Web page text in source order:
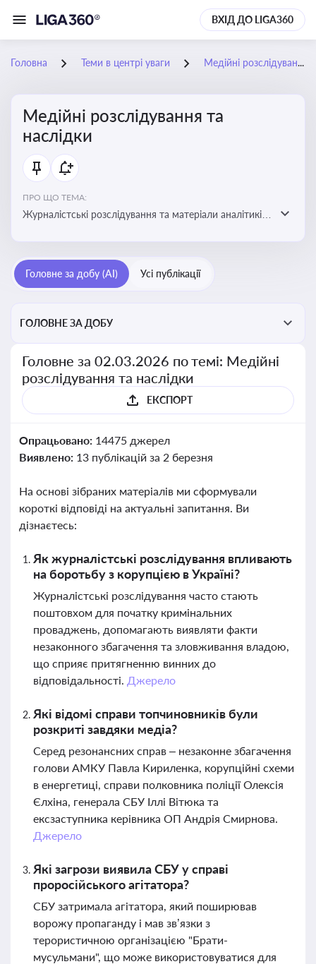
ВХІД ДО LIGA360
Головна Теми в центрі уваги Медійні розслідування та наслідки
Медійні розслідування та
наслідки
ПРО ЩО ТЕМА:
Журналістські розслідування та матеріали аналітиків
компаній, посадових осіб і пов’язаних осіб
Головне за добу (AI) Усі публікації
ГОЛОВНЕ ЗА ДОБУ
Головне за 02.03.2026 по темі: Медійні
розслідування та наслідки
ЕКСПОРТ
Опрацьовано: 14475 джерел
Виявлено: 13 публікацій за 2 березня
На основі зібраних матеріалів ми сформували
короткі відповіді на актуальні запитання. Ви
дізнаєтесь:
Як журналістські розслідування впливають
на боротьбу з корупцією в Україні?
Журналістські розслідування часто стають
поштовхом для початку кримінальних
проваджень, допомагають виявляти факти
незаконного збагачення та зловживання владою,
що сприяє притягненню винних до
відповідальності. Джерело
Які відомі справи топчиновників були
розкриті завдяки медіа?
Серед резонансних справ – незаконне збагачення
голови АМКУ Павла Кириленка, корупційні схеми
в енергетиці, справи полковника поліції Олексія
Єлхіна, генерала СБУ Іллі Вітюка та
ексзаступника керівника ОП Андрія Смирнова.
Джерело
Які загрози виявила СБУ у справі
проросійського агітатора?
СБУ затримала агітатора, який поширював
ворожу пропаганду і мав зв’язки з
терористичною організацією "Брати-
мусульмани", що може використовуватися для